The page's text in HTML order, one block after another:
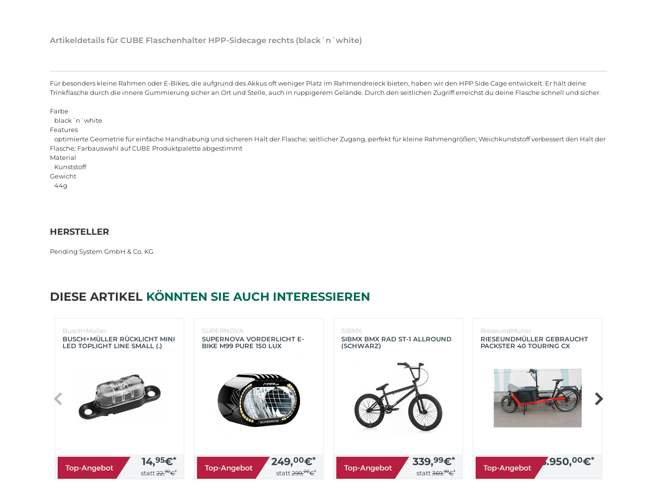
Artikeldetails für CUBE Flaschenhalter HPP-Sidecage rechts (black´n´white)
Für besonders kleine Rahmen oder E-Bikes, die aufgrund des Akkus oft weniger Platz im Rahmendreieck bieten, haben wir den HPP Side Cage entwickelt. Er hält deine
Trinkflasche durch die innere Gummierung sicher an Ort und Stelle, auch in ruppigerem Gelände. Durch den seitlichen Zugriff erreichst du deine Flasche schnell und sicher.
Farbe
black´n´white
Features
optimierte Geometrie für einfache Handhabung und sicheren Halt der Flasche; seitlicher Zugang, perfekt für kleine Rahmengrößen; Weichkunststoff verbessert den Halt der
Flasche; Farbauswahl auf CUBE Produktpalette abgestimmt
Material
Kunststoff
Gewicht
44g
HERSTELLER
Pending System GmbH & Co. KG
DIESE ARTIKEL KÖNNTEN SIE AUCH INTERESSIEREN
Busch+Müller
BUSCH+MÜLLER RÜCKLICHT MINI
LED TOPLIGHT LINE SMALL (.)
14,95€*
statt 22,90€*
SUPERNOVA
SUPERNOVA VORDERLICHT E-
BIKE M99 PURE 150 LUX
249,00€*
statt 299,00€*
SIBMX
SIBMX BMX RAD ST-1 ALLROUND
(SCHWARZ)
339,99€*
statt 369,99€*
RieseundMüller
RIESEUNDMÜLLER GEBRAUCHT
PACKSTER 40 TOURING CX
3.950,00€*